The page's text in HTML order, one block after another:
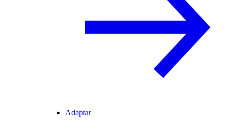
Adaptar